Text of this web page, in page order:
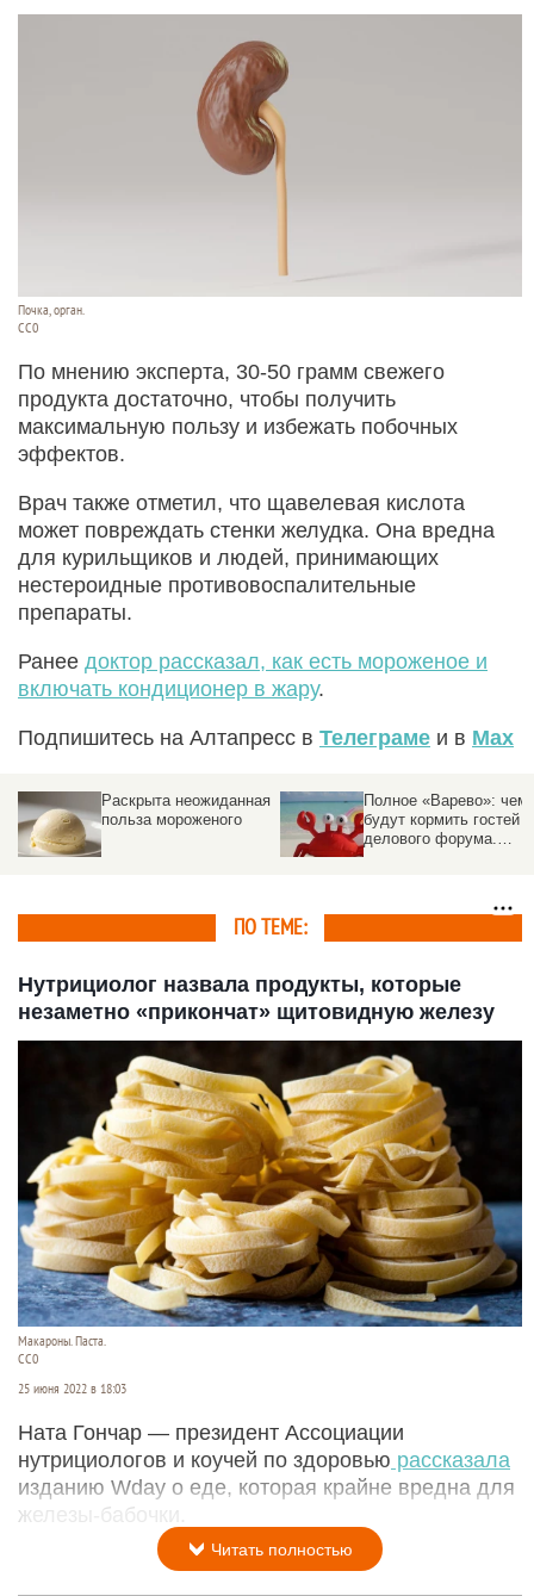
Почка, орган.
СС0
По мнению эксперта, 30-50 грамм свежего
продукта достаточно, чтобы получить
максимальную пользу и избежать побочных
эффектов.
Врач также отметил, что щавелевая кислота
может повреждать стенки желудка. Она вредна
для курильщиков и людей, принимающих
нестероидные противовоспалительные
препараты.
Ранее доктор рассказал, как есть мороженое и
включать кондиционер в жару.
Подпишитесь на Алтапресс в Телеграме и в Max
Раскрыта неожиданная
польза мороженого
Полное «Варево»: чем
будут кормить гостей
делового форума.
ПО ТЕМЕ:
Нутрициолог назвала продукты, которые
незаметно «прикончат» щитовидную железу
Макароны. Паста.
CC0
25 июня 2022 в 18:03
Ната Гончар — президент Ассоциации
нутрициологов и коучей по здоровью рассказала
изданию Wday о еде, которая крайне вредна для
железы-бабочки.
Читать полностью